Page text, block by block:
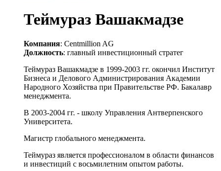
Теймураз Вашакмадзе
Компания: Centmillion AG
Должность: главный инвестиционный стратег
Теймураз Вашакмадзе в 1999-2003 гг. окончил Институт
Бизнеса и Делового Администрирования Академии
Народного Хозяйства при Правительстве РФ. Бакалавр
менеджмента.
В 2003-2004 гг. - школу Управления Антверпенского
Университета.
Магистр глобального менеджмента.
Теймураз является профессионалом в области финансов
и инвестиций с восьмилетним опытом работы.